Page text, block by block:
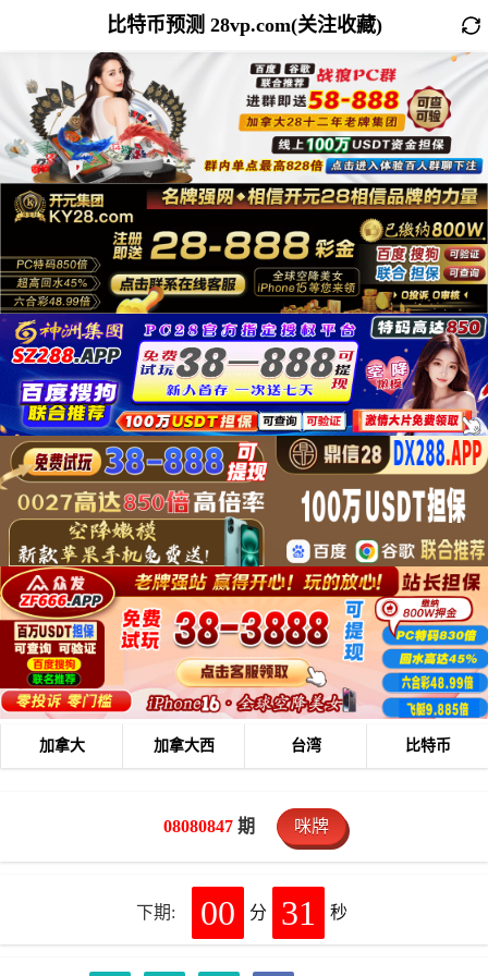
比特币预测 28vp.com(关注收藏)
加拿大 加拿大西 台湾 比特币
08080847 期 咪牌
下期: 00 分 30 秒